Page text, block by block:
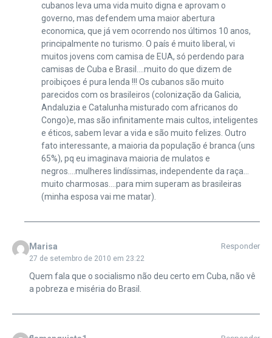
cubanos leva uma vida muito digna e aprovam o
governo, mas defendem uma maior abertura
economica, que já vem ocorrendo nos últimos 10 anos,
principalmente no turismo. O país é muito liberal, vi
muitos jovens com camisa de EUA, só perdendo para
camisas de Cuba e Brasil….muito do que dizem de
proibiçoes é pura lenda !!! Os cubanos são muito
parecidos com os brasileiros (colonização da Galicia,
Andaluzia e Catalunha misturado com africanos do
Congo)e, mas são infinitamente mais cultos, inteligentes
e éticos, sabem levar a vida e são muito felizes. Outro
fato interessante, a maioria da população é branca (uns
65%), pq eu imaginava maioria de mulatos e
negros….mulheres lindíssimas, independente da raça…
muito charmosas….para mim superam as brasileiras
(minha esposa vai me matar).
Marisa
27 de setembro de 2010 em 23:22
Responder
Quem fala que o socialismo não deu certo em Cuba, não vê
a pobreza e miséria do Brasil.